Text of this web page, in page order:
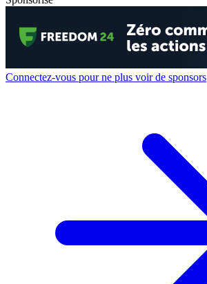
Connectez-vous pour ne plus voir de sponsors